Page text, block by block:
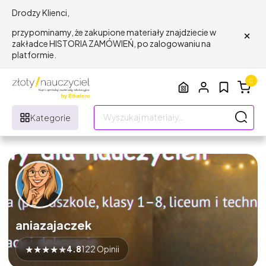
Drodzy Klienci,
przypominamy, że zakupione materiały znajdziecie w
zakładce HISTORIA ZAMÓWIEŃ, po zalogowaniu na
platformie.
×
Kategorie
0
aniazajaczek
★★★★★4.8122 Opinii